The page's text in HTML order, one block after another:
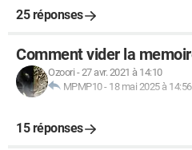
25 réponses
Comment vider la
Ozoori -27 avr. 2021 à 14:10
MPMP10- 18 mai 2025 à 14:56
15 réponses